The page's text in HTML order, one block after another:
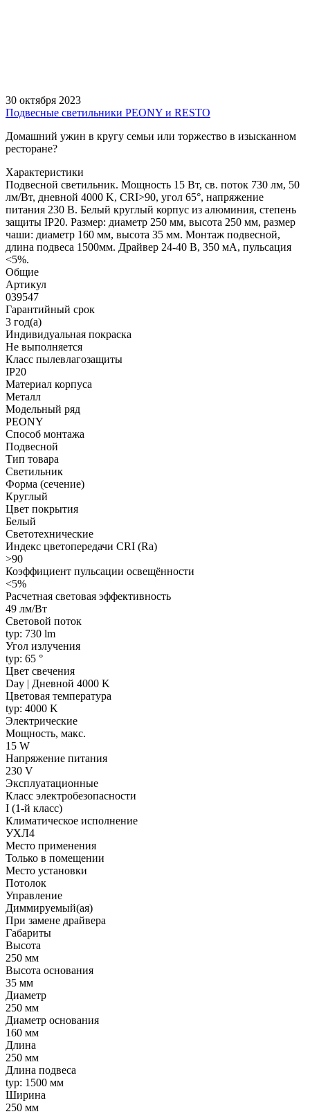
30 октября 2023
Подвесные светильники PEONY и RESTO
Домашний ужин в кругу семьи или торжество в изысканном
ресторане?
Характеристики
Подвесной светильник. Мощность 15 Вт, св. поток 730 лм, 50
лм/Вт, дневной 4000 K, CRI>90, угол 65°, напряжение
питания 230 В. Белый круглый корпус из алюминия, степень
защиты IP20. Размер: диаметр 250 мм, высота 250 мм, размер
чаши: диаметр 160 мм, высота 35 мм. Монтаж подвесной,
длина подвеса 1500мм. Драйвер 24-40 В, 350 мА, пульсация
<5%.
Общие
Артикул
039547
Гарантийный срок
3 год(а)
Индивидуальная покраска
Не выполняется
Класс пылевлагозащиты
IP20
Материал корпуса
Металл
Модельный ряд
PEONY
Способ монтажа
Подвесной
Тип товара
Светильник
Форма (сечение)
Круглый
Цвет покрытия
Белый
Светотехнические
Индекс цветопередачи CRI (Ra)
>90
Коэффициент пульсации освещённости
<5%
Расчетная световая эффективность
49 лм/Вт
Световой поток
typ: 730 lm
Угол излучения
typ: 65 °
Цвет свечения
Day | Дневной 4000 K
Цветовая температура
typ: 4000 K
Электрические
Мощность, макс.
15 W
Напряжение питания
230 V
Эксплуатационные
Класс электробезопасности
I (1-й класс)
Климатическое исполнение
УХЛ4
Место применения
Только в помещении
Место установки
Потолок
Управление
Диммируемый(ая)
При замене драйвера
Габариты
Высота
250 мм
Высота основания
35 мм
Диаметр
250 мм
Диаметр основания
160 мм
Длина
250 мм
Длина подвеса
typ: 1500 мм
Ширина
250 мм